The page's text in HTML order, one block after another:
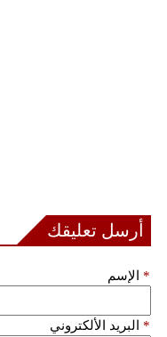
أرسل تعليقك
الإسم *
البريد الألكتروني *